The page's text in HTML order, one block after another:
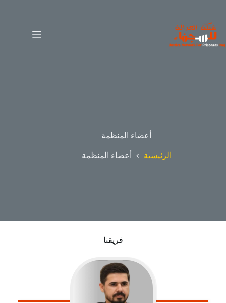
أعضاء المنظمة
الرئيسية أعضاء المنظمة
فريقنا